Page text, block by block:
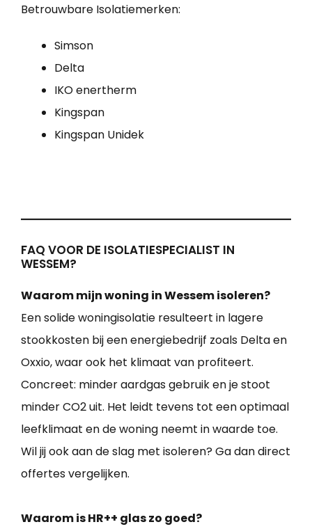
Betrouwbare Isolatiemerken:
Simson
Delta
IKO enertherm
Kingspan
Kingspan Unidek
FAQ VOOR DE ISOLATIESPECIALIST IN
WESSEM?
Waarom mijn woning in Wessem isoleren?
Een solide woningisolatie resulteert in lagere
stookkosten bij een energiebedrijf zoals Delta en
Oxxio, waar ook het klimaat van profiteert.
Concreet: minder aardgas gebruik en je stoot
minder CO2 uit. Het leidt tevens tot een optimaal
leefklimaat en de woning neemt in waarde toe.
Wil jij ook aan de slag met isoleren? Ga dan direct
offertes vergelijken.
Waarom is HR++ glas zo goed?